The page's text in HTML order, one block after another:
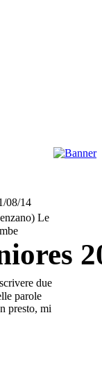
08/14
Le
due
parole
presto, mi